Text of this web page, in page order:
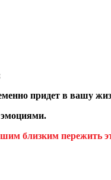
придет в вашу
близким пережить